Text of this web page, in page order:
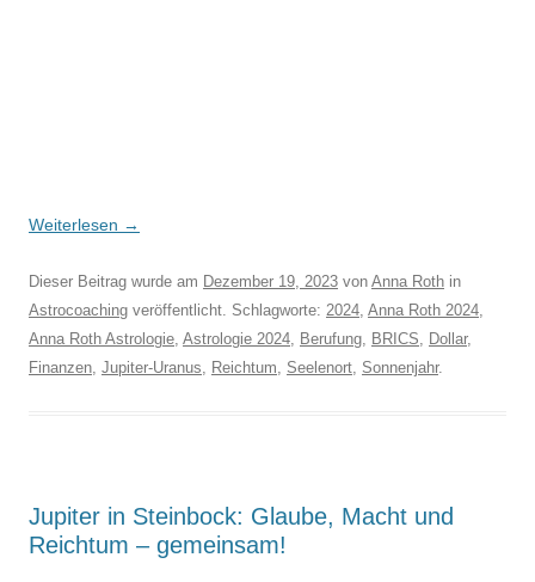
Weiterlesen →
Dieser Beitrag wurde am Dezember 19, 2023 von Anna Roth in
Astrocoaching veröffentlicht. Schlagworte: 2024, Anna Roth 2024,
Anna Roth Astrologie, Astrologie 2024, Berufung, BRICS, Dollar,
Finanzen, Jupiter-Uranus, Reichtum, Seelenort, Sonnenjahr.
Jupiter in Steinbock: Glaube, Macht und
Reichtum – gemeinsam!